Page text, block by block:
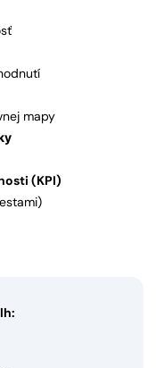
mapy
(KPI)